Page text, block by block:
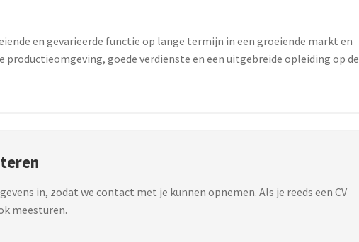
en gevarieerde functie op lange termijn in een groeiende markt en
productieomgeving, goede verdienste en een uitgebreide opleiding op de
in, zodat we contact met je kunnen opnemen. Als je reeds een CV
meesturen.